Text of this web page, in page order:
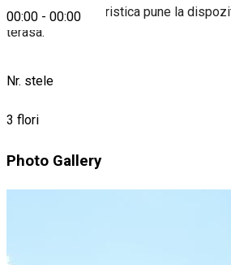
00:00 - 00:00
Pensiunea agroturistica pune la
terasa.
Nr. stele
3 flori
Photo Gallery